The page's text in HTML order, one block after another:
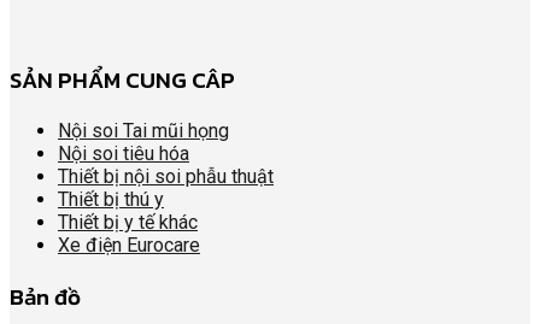
SẢN PHẨM CUNG CÂP
Nội soi Tai mũi họng
Nội soi tiêu hóa
Thiết bị nội soi phẫu thuật
Thiết bị thú y
Thiết bị y tế khác
Xe điện Eurocare
Bản đồ